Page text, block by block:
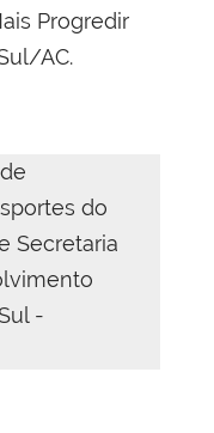
Progredir
AC.
do
Secretaria
-